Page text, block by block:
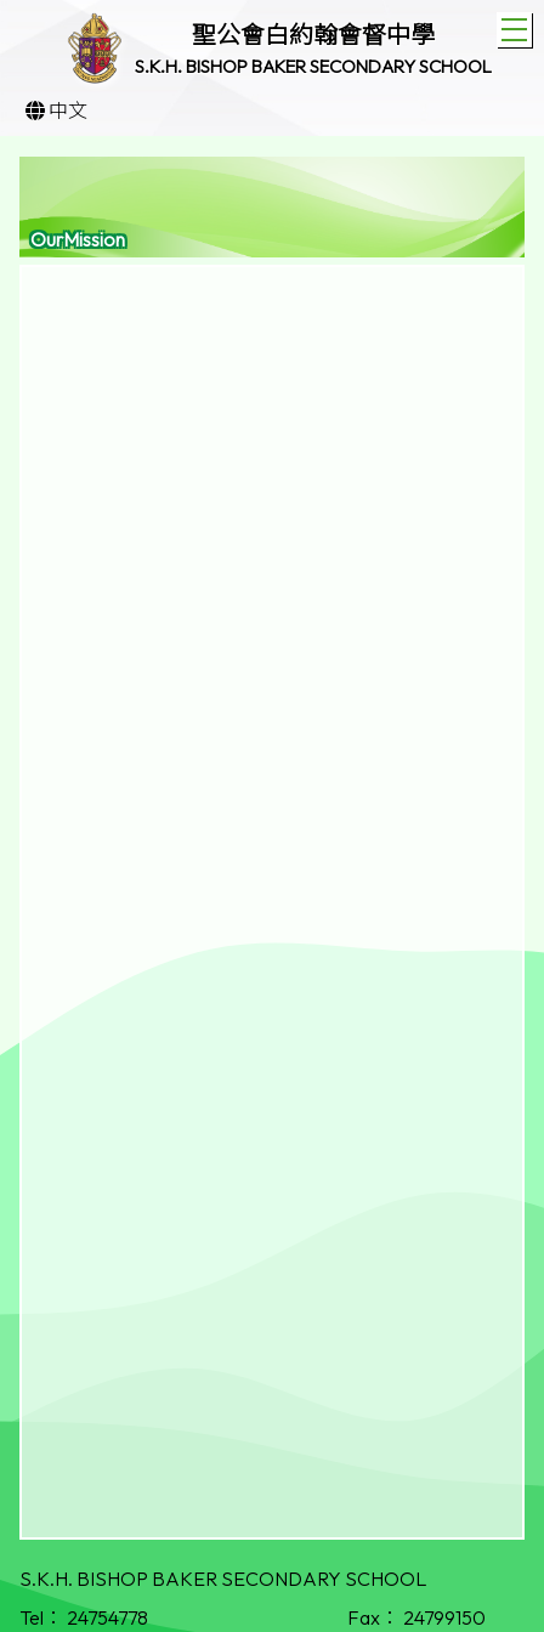
聖公會白約翰會督中學
S.K.H. BISHOP BAKER SECONDARY SCHOOL
中文
OurMission
S.K.H. BISHOP BAKER SECONDARY SCHOOL
Tel： 24754778 Fax： 24799150